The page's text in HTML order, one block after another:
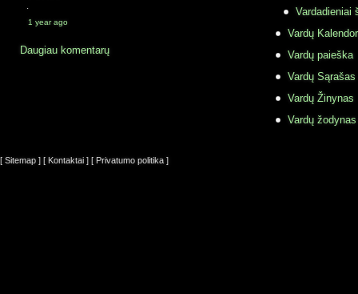
·
1 year ago
Daugiau komentarų
Vardadieniai
Vardų
Vardų paieška
Vardų Sąrašas
Vardų Žinynas
Vardų
[ Sitemap ] [ Kontaktai ] [ Privatumo politika ]